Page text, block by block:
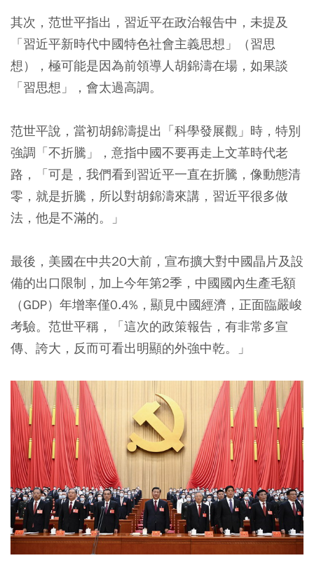
其次，范世平指出，習近平在政治報告中，未提及
「習近平新時代中國特色社會主義思想」（習思
想），極可能是因為前領導人胡錦濤在場，如果談
「習思想」，會太過高調。
范世平說，當初胡錦濤提出「科學發展觀」時，特別
強調「不折騰」，意指中國不要再走上文革時代老
路，
「可是，我們看到習近平一直在折騰，像動態清
零，就是折騰，所以對胡錦濤來講，習近平很多做
法，他是不滿的。」
最後，美國在中共20大前，宣布擴大對中國晶片及設
備的出口限制，加上今年第2季，中國國內生產毛額
（GDP）年增率僅0.4%，顯見中國經濟，正面臨嚴峻
考驗。范世平稱，「這次的政策報告，有非常多宣
傳、誇大，反而可看出明顯的外強中乾。」